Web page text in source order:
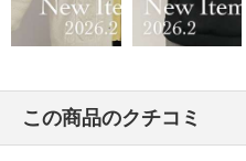
・単品洗い
・水や汗などによる色落ち
・毛玉が生じるおそれあり
【原産国（地）】
・中国製
この商品のクチコミ